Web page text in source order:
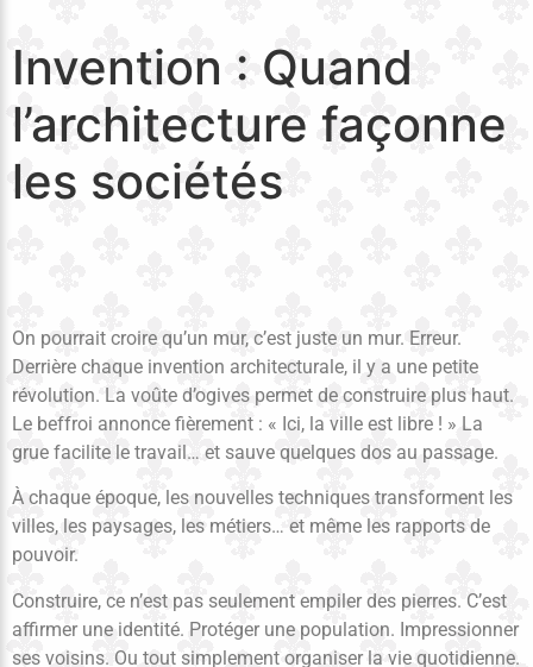
Invention : Quand
l’architecture façonne
les sociétés
On pourrait croire qu’un mur, c’est juste un mur. Erreur.
Derrière chaque invention architecturale, il y a une petite
révolution. La voûte d’ogives permet de construire plus haut.
Le beffroi annonce fièrement : « Ici, la ville est libre ! » La
grue facilite le travail… et sauve quelques dos au passage.
À chaque époque, les nouvelles techniques transforment les
villes, les paysages, les métiers… et même les rapports de
pouvoir.
Construire, ce n’est pas seulement empiler des pierres. C’est
affirmer une identité. Protéger une population. Impressionner
ses voisins. Ou tout simplement organiser la vie quotidienne.